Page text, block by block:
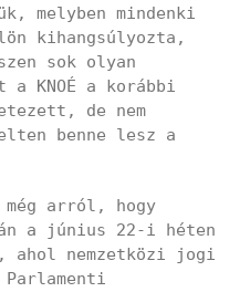
melyben mindenki
kihangsúlyozta,
sok olyan
a KNOÉ a korábbi
de nem
benne lesz a
még arról, hogy
a június 22-i héten
ahol nemzetközi jogi